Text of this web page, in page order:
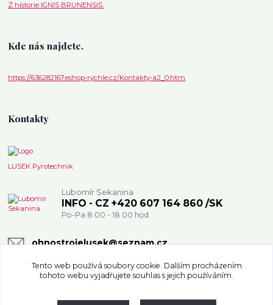
Z historie IGNIS BRUNENSIS.
Kde nás najdete.
https://636282167.eshop-rychle.cz/Kontakty-a2_0.htm
Kontakty
LUSEK Pyrotechnik
Lubomír Sekanina
INFO - CZ +420 607 164 860 /SK
Po-Pa 8 00 - 18 00 hod
ohnostrojelusek@seznam.cz
Tento web používá soubory cookie. Dalším procházením
tohoto webu vyjadřujete souhlas s jejich používáním.